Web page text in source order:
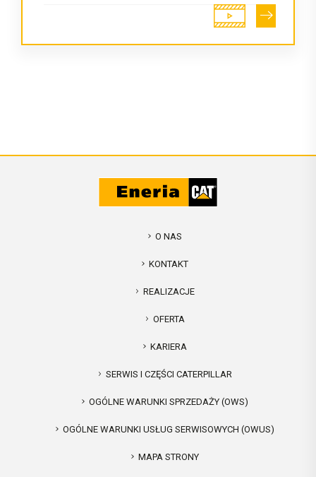
O NAS
KONTAKT
REALIZACJE
OFERTA
KARIERA
SERWIS I CZĘŚCI CATERPILLAR
OGÓLNE WARUNKI SPRZEDAŻY (OWS)
OGÓLNE WARUNKI USŁUG SERWISOWYCH (OWUS)
MAPA STRONY